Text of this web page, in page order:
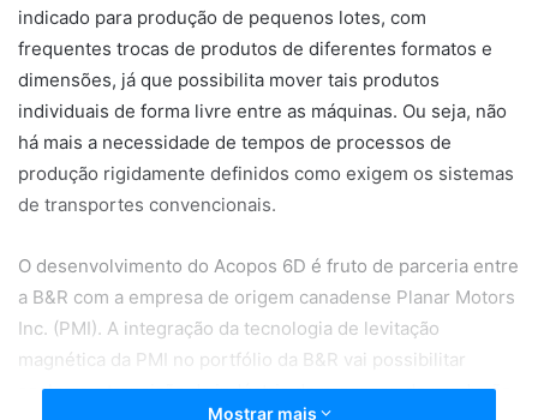
indicado para produção de pequenos lotes, com
frequentes trocas de produtos de diferentes formatos e
dimensões, já que possibilita mover tais produtos
individuais de forma livre entre as máquinas. Ou seja, não
há mais a necessidade de tempos de processos de
produção rigidamente definidos como exigem os sistemas
de transportes convencionais.
O desenvolvimento do Acopos 6D é fruto de parceria entre
a B&R com a empresa de origem canadense Planar Motors
Inc. (PMI). A integração da tecnologia de levitação
magnética da PMI no portfólio da B&R vai possibilitar
acelerar a transição da indústria do processo de produção
Mostrar mais